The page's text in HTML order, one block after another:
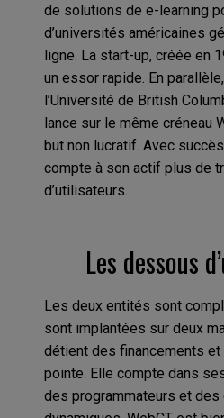
de solutions de e-learning
d’universités américaines
ligne. La start-up, créée en
un essor rapide. En
l’Université de British
lance sur le même créneau
but non lucratif. Avec
compte à son actif plus de
d’utilisateurs.
Les dessous
Les deux entités sont
sont implantées sur deux
détient des financements
pointe. Elle compte dans
des programmateurs et des